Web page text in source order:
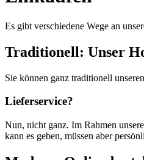
Es gibt verschiedene Wege an
Traditionell: Unser
Sie können ganz traditionell unseren
Lieferservice?
Nun, nicht ganz. Im Rahmen
kann es geben, müssen aber